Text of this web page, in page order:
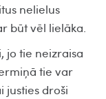
nelielus
būt vēl lielāka.
jo tie neizraisa
tie var
justies droši